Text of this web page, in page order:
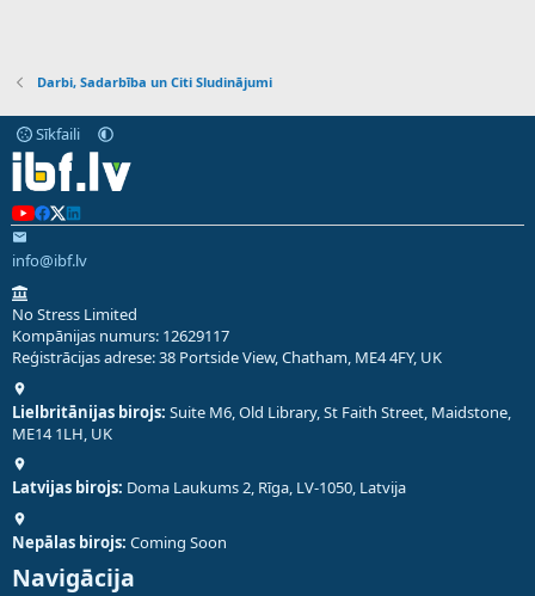
Darbi, Sadarbība un Citi Sludinājumi
Sīkfaili
info@ibf.lv
No Stress Limited
Kompānijas numurs: 12629117
Reģistrācijas adrese: 38 Portside View, Chatham, ME4 4FY, UK
Lielbritānijas birojs: Suite M6, Old Library, St Faith Street, Maidstone,
ME14 1LH, UK
Latvijas birojs: Doma Laukums 2, Rīga, LV-1050, Latvija
Nepālas birojs: Coming Soon
Navigācija